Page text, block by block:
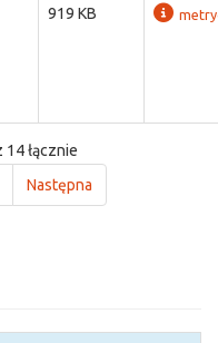
919 KB
14 łącznie
Następna